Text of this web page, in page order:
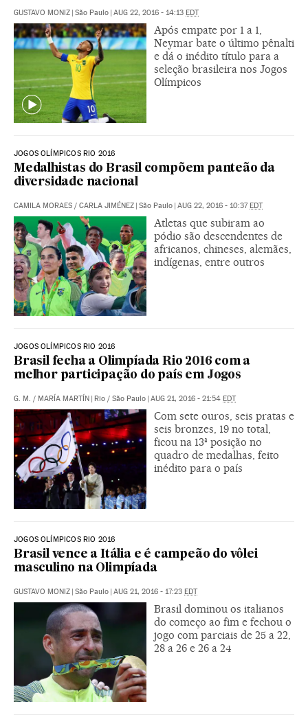
GUSTAVO MONIZ | São Paulo | AUG 22, 2016 - 14:13 EDT
Após empate por 1 a 1,
Neymar bate o último pênalti
e dá o inédito título para a
seleção brasileira nos Jogos
Olímpicos
JOGOS OLÍMPICOS RIO 2016
Medalhistas do Brasil compõem panteão da
diversidade nacional
CAMILA MORAES / CARLA JIMÉNEZ | São Paulo | AUG 22, 2016 - 10:37EDT
Atletas que subiram ao
pódio são descendentes de
africanos, chineses, alemães,
indígenas, entre outros
JOGOS OLÍMPICOS RIO 2016
Brasil fecha a Olimpíada Rio 2016 com a
melhor participação do país em Jogos
G. M. / MARÍA MARTÍN | Rio / São Paulo | AUG 21, 2016 - 21:54 EDT
Com sete ouros, seis pratas e
seis bronzes, 19 no total,
ficou na 13ª posição no
quadro de medalhas, feito
inédito para o país
JOGOS OLÍMPICOS RIO 2016
Brasil vence a Itália e é campeão do vôlei
masculino na Olimpíada
GUSTAVO MONIZ | São Paulo | AUG 21, 2016 - 17:23 EDT
Brasil dominou os italianos
do começo ao fim e fechou o
jogo com parciais de 25 a 22,
28 a 26 e 26 a 24